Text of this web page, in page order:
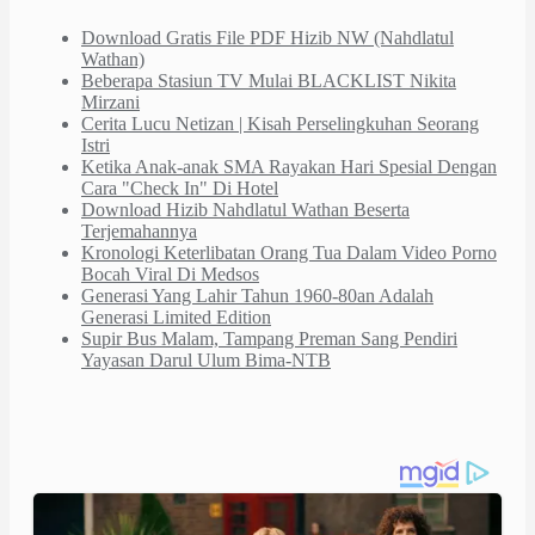
Download Gratis File PDF Hizib NW (Nahdlatul
Wathan)
Beberapa Stasiun TV Mulai BLACKLIST Nikita
Mirzani
Cerita Lucu Netizan | Kisah Perselingkuhan Seorang
Istri
Ketika Anak-anak SMA Rayakan Hari Spesial Dengan
Cara "Check In" Di Hotel
Download Hizib Nahdlatul Wathan Beserta
Terjemahannya
Kronologi Keterlibatan Orang Tua Dalam Video Porno
Bocah Viral Di Medsos
Generasi Yang Lahir Tahun 1960-80an Adalah
Generasi Limited Edition
Supir Bus Malam, Tampang Preman Sang Pendiri
Yayasan Darul Ulum Bima-NTB